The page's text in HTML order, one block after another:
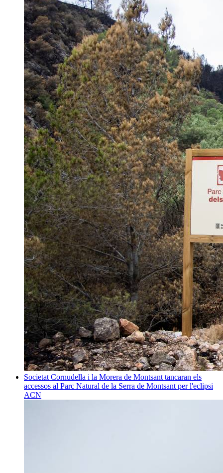
Societat Cornudella i la Morera de Montsant tancaran els
accessos al Parc Natural de la Serra de Montsant per l'eclipsi
ACN